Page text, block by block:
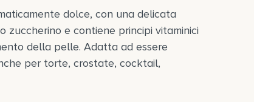
dolce, con una delicata
zuccherino e contiene principi vitaminici
della pelle. Adatta ad essere
per torte, crostate, cocktail,